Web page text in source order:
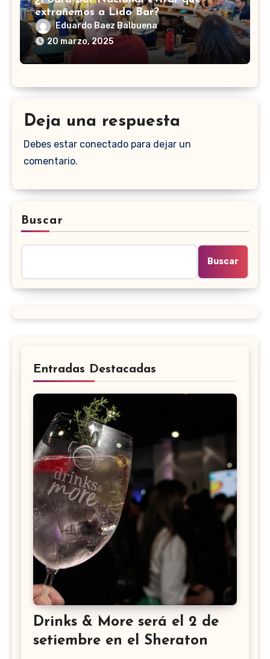
extrañemos a Lido Bar?
Eduardo Baez Balbuena
20 marzo, 2025
Deja una respuesta
Debes estar conectado para dejar un
comentario.
Buscar
Buscar
Entradas Destacadas
Drinks & More será el 2 de
setiembre en el Sheraton